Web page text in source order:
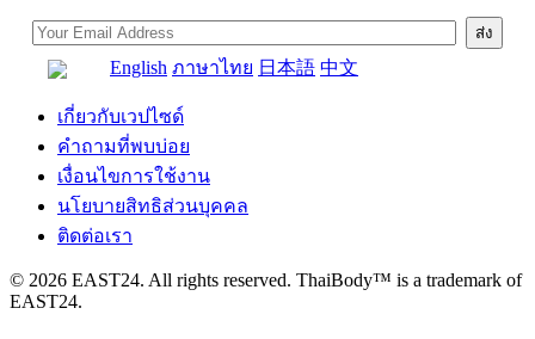
English ภาษาไทย 日本語 中文
เกี่ยวกับเวปไซด์
คำถามที่พบบ่อย
เงื่อนไขการใช้งาน
นโยบายสิทธิส่วนบุคคล
ติดต่อเรา
© 2026 EAST24. All rights reserved. ThaiBody™ is a trademark of
EAST24.